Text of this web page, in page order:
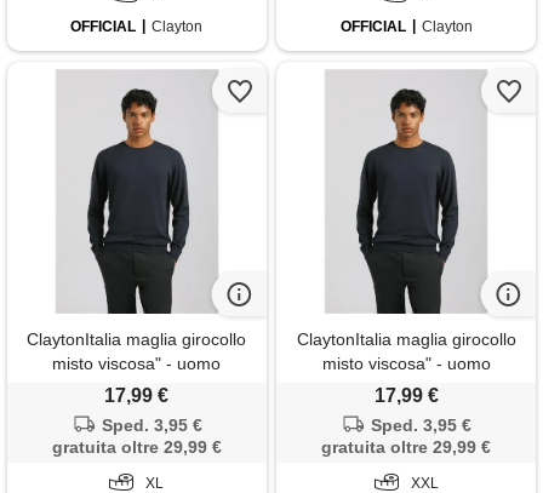
OFFICIAL
Clayton
OFFICIAL
Clayton
ClaytonItalia maglia girocollo
misto viscosa" - uomo
17,99 €
Sped. 3,95 €
gratuita oltre 29,99 €
XL
ClaytonItalia maglia girocollo
misto viscosa" - uomo
17,99 €
Sped. 3,95 €
gratuita oltre 29,99 €
XXL